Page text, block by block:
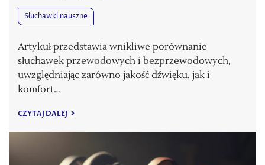
Słuchawki nauszne
Artykuł przedstawia wnikliwe porównanie
słuchawek przewodowych i bezprzewodowych,
uwzględniając zarówno jakość dźwięku, jak i
komfort…
CZYTAJ DALEJ